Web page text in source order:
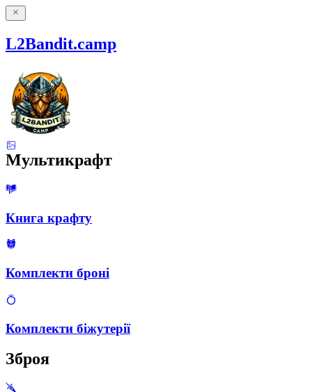
L2Bandit.camp
Мультикрафт
Книга крафту
Комплекти броні
Комплекти біжутерії
Зброя